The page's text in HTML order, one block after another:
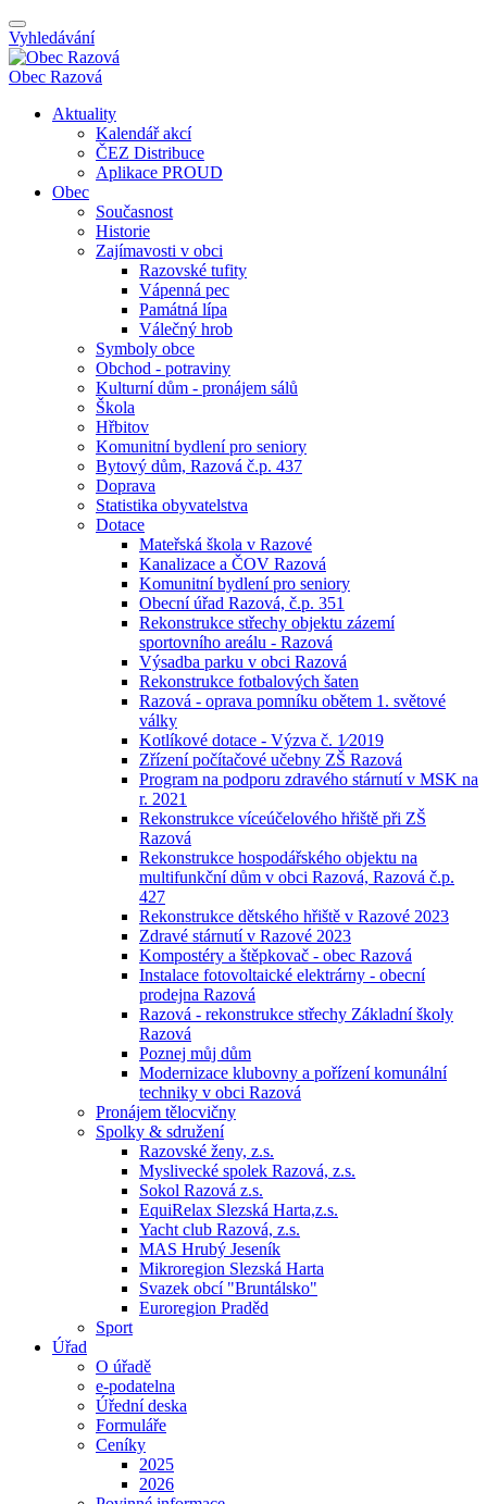
Vyhledávání
Obec Razová
Aktuality
Kalendář akcí
ČEZ Distribuce
Aplikace PROUD
Obec
Současnost
Historie
Zajímavosti v obci
Razovské tufity
Vápenná pec
Památná lípa
Válečný hrob
Symboly obce
Obchod - potraviny
Kulturní dům - pronájem sálů
Škola
Hřbitov
Komunitní bydlení pro seniory
Bytový dům, Razová č.p. 437
Doprava
Statistika obyvatelstva
Dotace
Mateřská škola v Razové
Kanalizace a ČOV Razová
Komunitní bydlení pro seniory
Obecní úřad Razová, č.p. 351
Rekonstrukce střechy objektu zázemí
sportovního areálu - Razová
Výsadba parku v obci Razová
Rekonstrukce fotbalových šaten
Razová - oprava pomníku obětem 1. světové
války
Kotlíkové dotace - Výzva č. 1⁄2019
Zřízení počítačové učebny ZŠ Razová
Program na podporu zdravého stárnutí v MSK na
r. 2021
Rekonstrukce víceúčelového hřiště při ZŠ
Razová
Rekonstrukce hospodářského objektu na
multifunkční dům v obci Razová, Razová č.p.
427
Rekonstrukce dětského hřiště v Razové 2023
Zdravé stárnutí v Razové 2023
Kompostéry a štěpkovač - obec Razová
Instalace fotovoltaické elektrárny - obecní
prodejna Razová
Razová - rekonstrukce střechy Základní školy
Razová
Poznej můj dům
Modernizace klubovny a pořízení komunální
techniky v obci Razová
Pronájem tělocvičny
Spolky & sdružení
Razovské ženy, z.s.
Myslivecké spolek Razová, z.s.
Sokol Razová z.s.
EquiRelax Slezská Harta,z.s.
Yacht club Razová, z.s.
MAS Hrubý Jeseník
Mikroregion Slezská Harta
Svazek obcí "Bruntálsko"
Euroregion Praděd
Sport
Úřad
O úřadě
e-podatelna
Úřední deska
Formuláře
Ceníky
2025
2026